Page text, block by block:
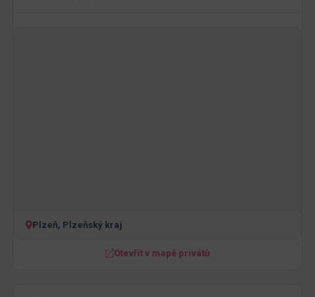
Plzeň, Plzeňský kraj
Otevřít v mapě privátů